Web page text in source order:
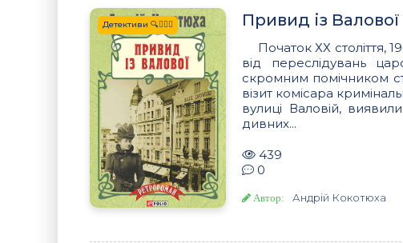
Детективи 🔍🕵️‍♂️🔪 Привид із Валової
Початок ХХ століття,
від переслідувань
скромним помічником
візит комісара
вулиці Валовій,
дивних...
439
0
Автор: Андрій Кокотюха